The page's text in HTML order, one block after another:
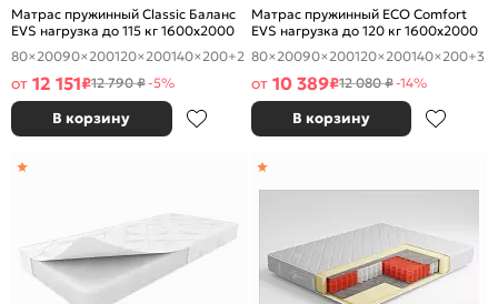
Матрас пружинный Classic Баланс
EVS нагрузка до 115 кг 1600x2000
80×20090×200120×200140×200+2
от 12 151₽12 790 ₽-5%
В корзину
Матрас пружинный ECO Comfort
EVS нагрузка до 120 кг 1600x2000
80×20090×200120×200140×200+3
от 10 389₽12 080 ₽-14%
В корзину